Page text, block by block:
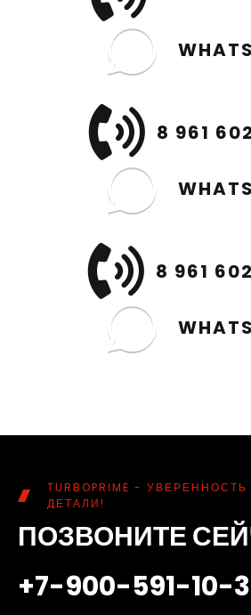
8 961
8 961
TURBOPRIME -
ДЕТАЛИ!
ПОЗВОНИТЕ
+7-900-591-10-